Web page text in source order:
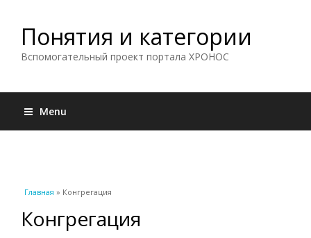
Понятия и категории
Вспомогательный проект портала ХРОНОС
Menu
Вы здесь
Главная » Конгрегация
Конгрегация